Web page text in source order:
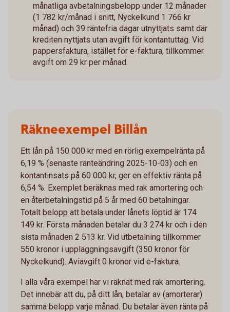
månatliga avbetalningsbelopp under 12 månader
(1 782 kr/månad i snitt, Nyckelkund 1 766 kr
månad) och 39 räntefria dagar utnyttjats samt där
krediten nyttjats utan avgift för kontantuttag. Vid
pappersfaktura, istället för e-faktura, tillkommer
avgift om 29 kr per månad.
Räkneexempel Billån
Ett lån på 150 000 kr med en rörlig exempelränta på
6,19 % (senaste ränteändring 2025-10-03) och en
kontantinsats på 60 000 kr, ger en effektiv ränta på
6,54 %. Exemplet beräknas med rak amortering och
en återbetalningstid på 5 år med 60 betalningar.
Totalt belopp att betala under lånets löptid är 174
149 kr. Första månaden betalar du 3 274 kr och i den
sista månaden 2 513 kr. Vid utbetalning tillkommer
550 kronor i uppläggningsavgift (350 kronor för
Nyckelkund). Aviavgift 0 kronor vid e-faktura.
I alla våra exempel har vi räknat med rak amortering.
Det innebär att du, på ditt lån, betalar av (amorterar)
samma belopp varje månad. Du betalar även ränta på